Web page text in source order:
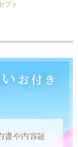
プト
お付き
書や内容証